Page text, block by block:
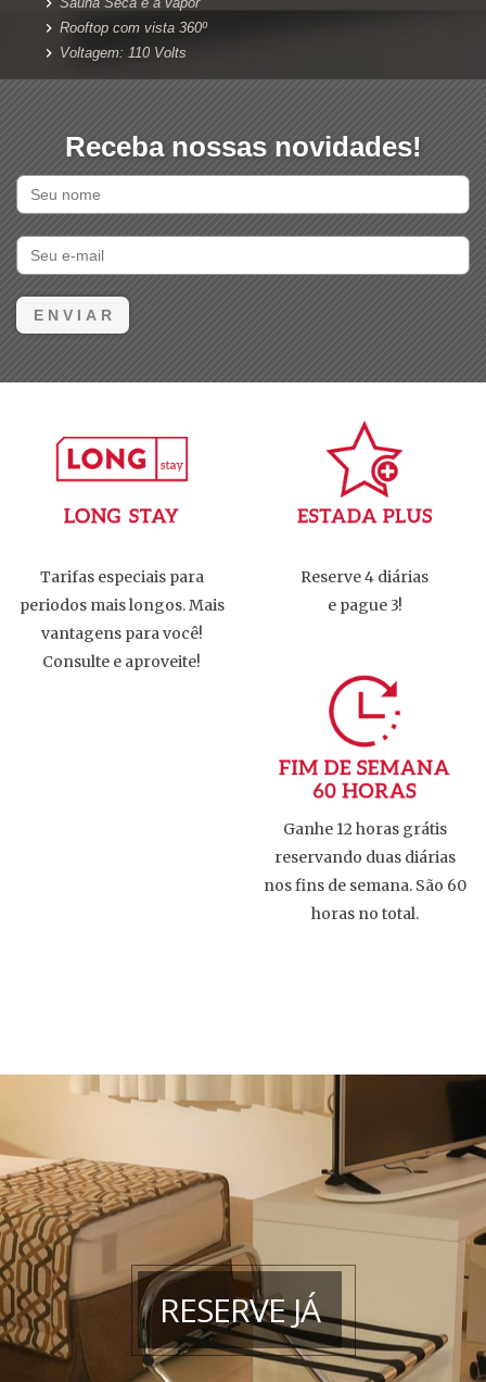
Rooftop com vista 360º
Voltagem: 110 Volts
Receba nossas novidades!
E N V I A R
Tarifas especiais para
periodos mais longos. Mais
vantagens para você!
Consulte e aproveite!
Reserve 4 diárias
e pague 3!
Ganhe 12 horas grátis
reservando duas diárias
nos fins de semana. São 60
horas no total.
RESERVE JÁ